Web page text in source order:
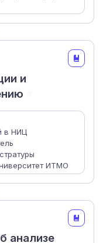
и
в НИЦ
ИТМО
анализе